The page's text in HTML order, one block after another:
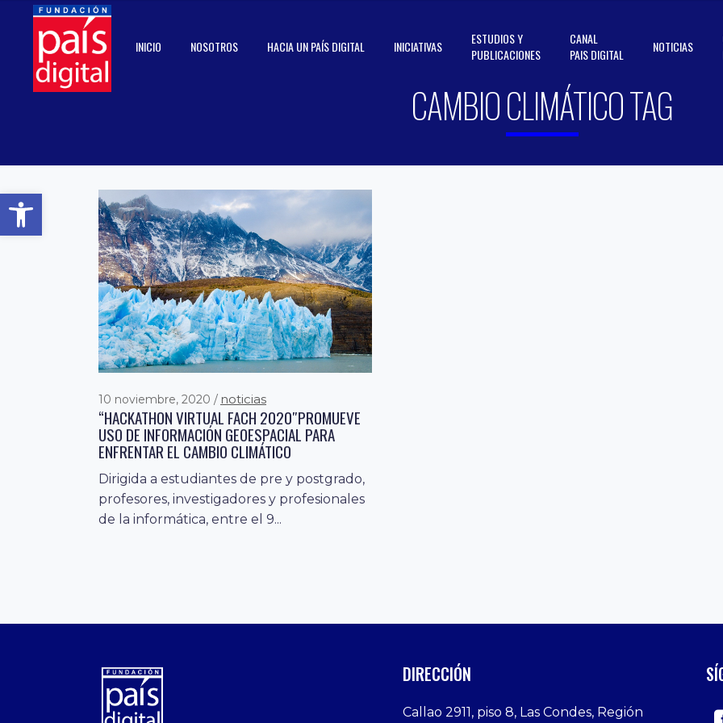
Abrir barra de herramientas
INICIO NOSOTROS HACIA UN PAÍS DIGITAL INICIATIVAS
ESTUDIOS Y
PUBLICACIONES
CANAL
PAIS DIGITAL
NOTICIAS
CAMBIO CLIMÁTICO TAG
10 noviembre, 2020 noticias
“HACKATHON VIRTUAL FACH 2020″PROMUEVE
USO DE INFORMACIÓN GEOESPACIAL PARA
ENFRENTAR EL CAMBIO CLIMÁTICO
Dirigida a estudiantes de pre y postgrado,
profesores, investigadores y profesionales
de la informática, entre el 9...
DIRECCIÓN
Callao 2911, piso 8, Las Condes, Región